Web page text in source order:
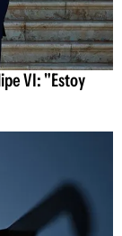
VI: "Estoy